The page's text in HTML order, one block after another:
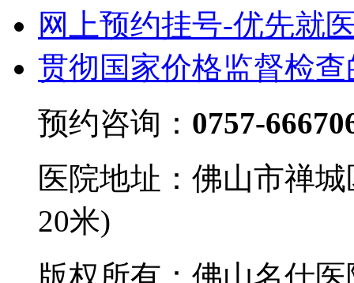
网上预约挂号-优先就
贯彻国家价格监督检
预约咨询： 0757-
医院地址：佛山市禅
20米)
版权所有：佛山名仕